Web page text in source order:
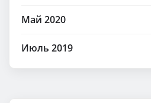
Май 2020
Июль 2019